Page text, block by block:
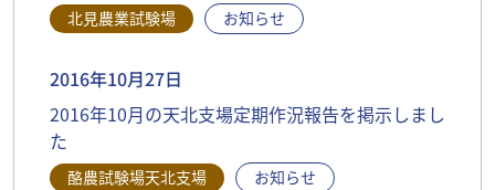
北見農業試験場 お知らせ
2016年10月27日
2016年10月の天北支場定期作況報告を掲示しまし
た
酪農試験場天北支場 お知らせ